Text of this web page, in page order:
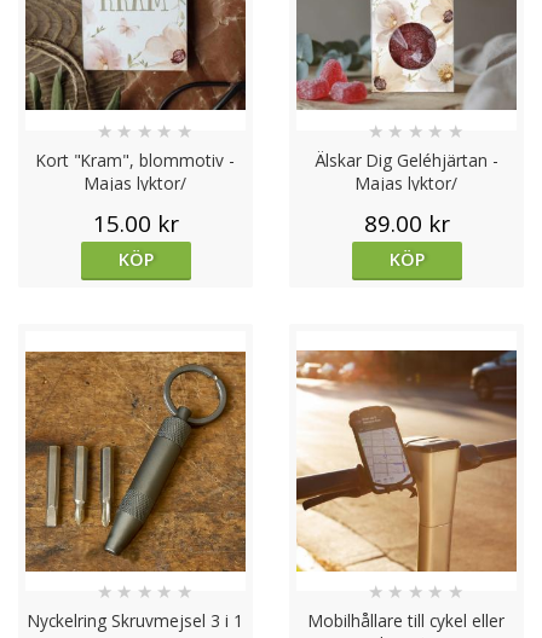
Kort "Kram", blommotiv -
Majas lyktor/
★ ★ ★ ★ ★
15.00 kr
KÖP
Älskar Dig Geléhjärtan -
Majas lyktor/
★ ★ ★ ★ ★
89.00 kr
KÖP
Nyckelring Skruvmejsel 3 i 1
★ ★ ★ ★ ★
Mobilhållare till cykel eller
★ ★ ★ ★ ★